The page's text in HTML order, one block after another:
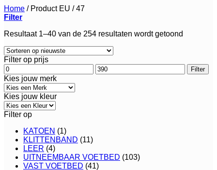
Home /Product EU /47
Filter
Resultaat 1–40 van de 254 resultaten wordt getoond
Filter op prijs
Min.
prijs
Max.
prijs
Filter
Kies jouw merk
Kies jouw kleur
Filter op
KATOEN (1)
KLITTENBAND (11)
LEER (4)
UITNEEMBAAR VOETBED (103)
VAST VOETBED (41)